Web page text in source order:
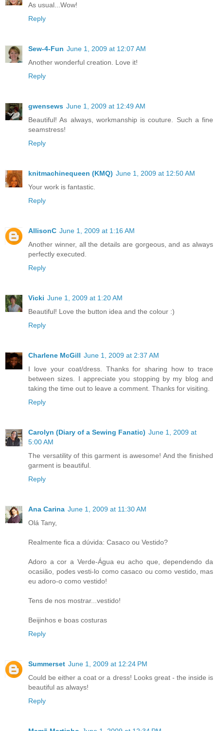
As usual...Wow!
Reply
Sew-4-Fun June 1, 2009 at 12:07 AM
Another wonderful creation. Love it!
Reply
gwensews June 1, 2009 at 12:49 AM
Beautiful! As always, workmanship is couture. Such a fine
seamstress!
Reply
knitmachinequeen (KMQ) June 1, 2009 at 12:50 AM
Your work is fantastic.
Reply
AllisonC June 1, 2009 at 1:16 AM
Another winner, all the details are gorgeous, and as always
perfectly executed.
Reply
Vicki June 1, 2009 at 1:20 AM
Beautiful! Love the button idea and the colour :)
Reply
Charlene McGill June 1, 2009 at 2:37 AM
I love your coat/dress. Thanks for sharing how to trace
between sizes. I appreciate you stopping by my blog and
taking the time out to leave a comment. Thanks for visiting.
Reply
Carolyn (Diary of a Sewing Fanatic) June 1, 2009 at
5:00 AM
The versatility of this garment is awesome! And the finished
garment is beautiful.
Reply
Ana Carina June 1, 2009 at 11:30 AM
Olá Tany,
Realmente fica a dúvida: Casaco ou Vestido?
Adoro a cor a Verde-Água eu acho que, dependendo da
ocasião, podes vesti-lo como casaco ou como vestido, mas
eu adoro-o como vestido!
Tens de nos mostrar...vestido!
Beijinhos e boas costuras
Reply
Summerset June 1, 2009 at 12:24 PM
Could be either a coat or a dress! Looks great - the inside is
beautiful as always!
Reply